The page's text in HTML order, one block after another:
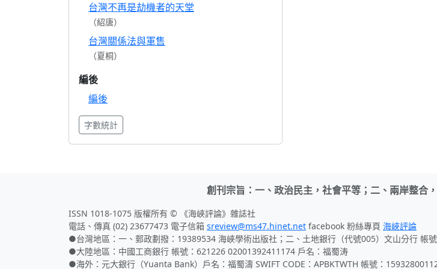
台灣不再是劫機者的天堂
（紹唐）
台灣關係法與軍售
（夏桐）
編後
編後
字數統計
創刊宗旨：一、政治民主，社會平等；二、兩岸整合
ISSN 1018-1075 版權所有 © 《海峽評論》雜誌社
電話、傳真 (02) 23677473 電子信箱 sreview@ms47.hinet.net facebook 粉絲專頁 海峽評論
●台灣地區：一、郵政劃撥：19389534 海峽學術出版社；二、土地銀行（代號005）文山分行 帳
●大陸地區：中國工商銀行 帳號：621226 02001392411174 戶名：福蜀涛
●海外：元大銀行（Yuanta Bank）戶名：福蜀濤 SWIFT CODE：APBKTWTH 帳號：